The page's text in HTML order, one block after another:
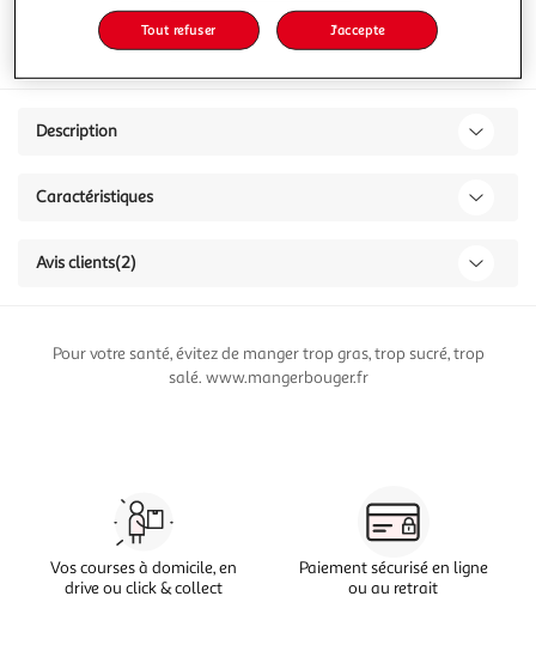
Description
Caractéristiques
Avis clients(2)
Pour votre santé, évitez de manger trop gras, trop sucré, trop
salé. www.mangerbouger.fr
Vos courses à domicile, en
drive ou click & collect
Paiement sécurisé en ligne
ou au retrait
Tout refuser J'accepte